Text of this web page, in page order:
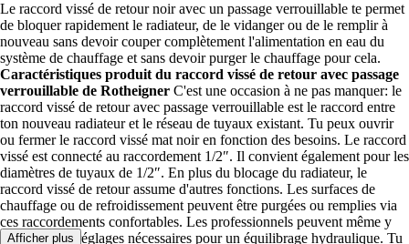
Le raccord vissé de retour noir avec un passage verrouillable te permet
de bloquer rapidement le radiateur, de le vidanger ou de le remplir à
nouveau sans devoir couper complètement l'alimentation en eau du
système de chauffage et sans devoir purger le chauffage pour cela.
Caractéristiques produit du raccord vissé de retour avec passage
verrouillable de Rotheigner C'est une occasion à ne pas manquer: le
raccord vissé de retour avec passage verrouillable est le raccord entre
ton nouveau radiateur et le réseau de tuyaux existant. Tu peux ouvrir
ou fermer le raccord vissé mat noir en fonction des besoins. Le raccord
vissé est connecté au raccordement 1/2″. Il convient également pour les
diamètres de tuyaux de 1/2″. En plus du blocage du radiateur, le
raccord vissé de retour assume d'autres fonctions. Les surfaces de
chauffage ou de refroidissement peuvent être purgées ou remplies via
ces raccordements confortables. Les professionnels peuvent même y
effectuer des réglages nécessaires pour un équilibrage hydraulique. Tu
Afficher plus